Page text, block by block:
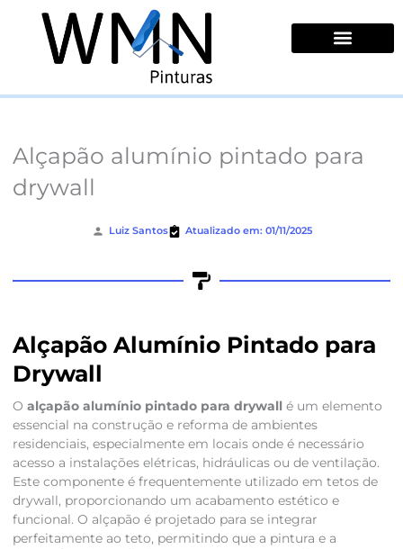
conteúdo
Alçapão alumínio pintado para
drywall
Luiz Santos Atualizado em: 01/11/2025
Alçapão Alumínio Pintado para
Drywall
O alçapão alumínio pintado para drywall é um elemento
essencial na construção e reforma de ambientes
residenciais, especialmente em locais onde é necessário
acesso a instalações elétricas, hidráulicas ou de ventilação.
Este componente é frequentemente utilizado em tetos de
drywall, proporcionando um acabamento estético e
funcional. O alçapão é projetado para se integrar
perfeitamente ao teto, permitindo que a pintura e a